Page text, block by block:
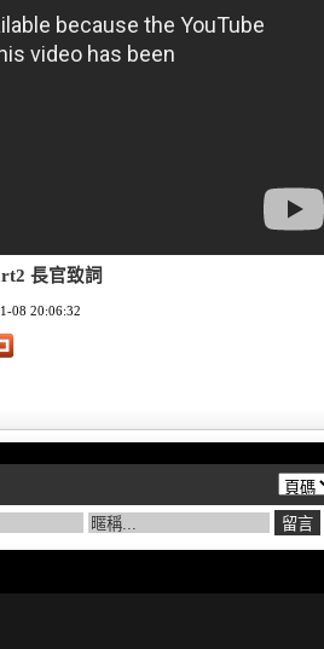
長官致詞
08 20:06:32